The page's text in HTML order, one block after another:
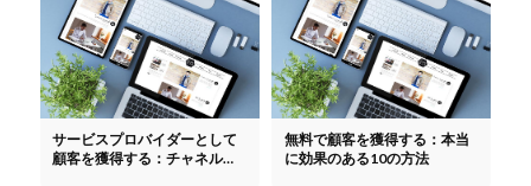
サービスプロバイダーとして
顧客を獲得する：チャネル、
無料で顧客を獲得する：本当
に効果のある10の方法